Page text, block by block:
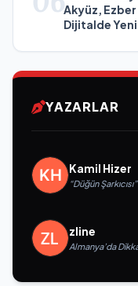
Akyüz,
Dijitalde
YAZARLAR
Kamil Hizer
“Düğün
zline
Almanya’da